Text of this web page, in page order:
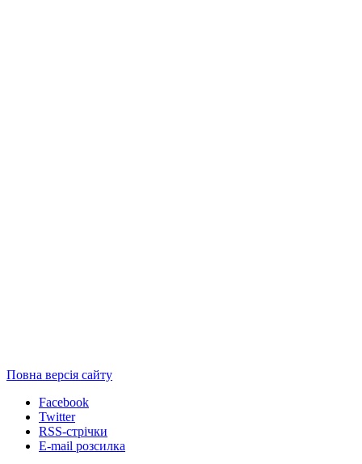
Повна версія сайту
Facebook
Twitter
RSS-стрічки
E-mail розсилка